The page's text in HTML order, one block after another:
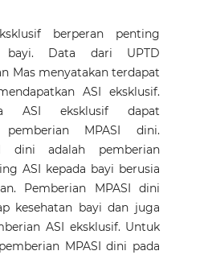
berperan penting
bayi. Data dari UPTD
Mas menyatakan terdapat
ASI eksklusif.
ASI eksklusif dapat
MPASI dini.
dini adalah pemberian
ASI kepada bayi berusia
Pemberian MPASI dini
kesehatan bayi dan juga
ASI eksklusif. Untuk
MPASI dini pada